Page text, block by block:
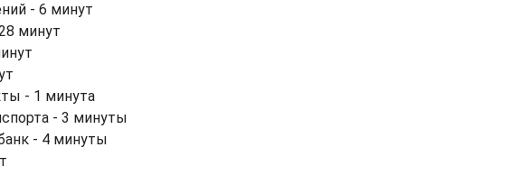
- 6 минут
минут
- 1 минута
- 3 минуты
- 4 минуты